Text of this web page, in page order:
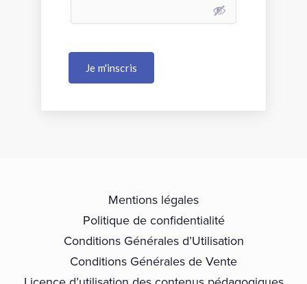
Je m'inscris
Mentions légales
Politique de confidentialité
Conditions Générales d’Utilisation
Conditions Générales de Vente